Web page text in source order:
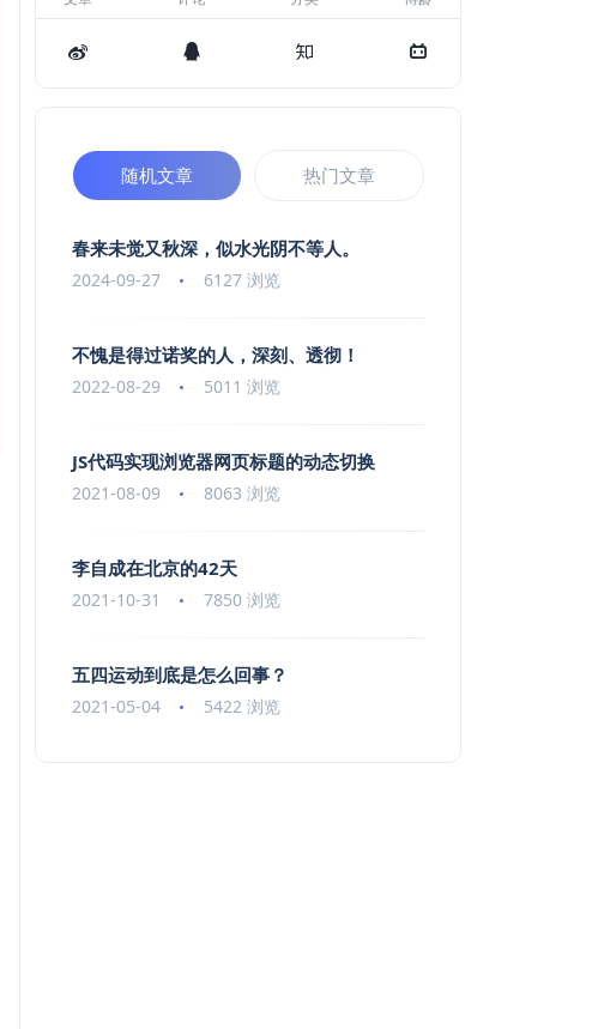
随机文章 热门文章
春来未觉又秋深，似水光阴不等人。
2024-09-27 6127 浏览
不愧是得过诺奖的人，深刻、透彻！
2022-08-29 5011 浏览
JS代码实现浏览器网页标题的动态切换
2021-08-09 8063 浏览
李自成在北京的42天
2021-10-31 7850 浏览
五四运动到底是怎么回事？
2021-05-04 5422 浏览